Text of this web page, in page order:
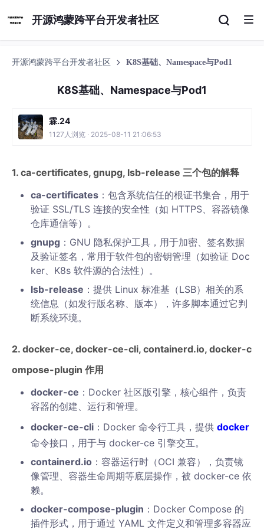
开源鸿蒙跨平台开发者社区
开源鸿蒙跨平台开发者社区 K8S基础、Namespace与Pod1
K8S基础、Namespace与Pod1
霖.24
1127人浏览 · 2025-08-11 21:06:53
1. ca-certificates, gnupg, lsb-release 三个包的解释
ca-certificates ：包含系统信任的根证书集合，用于
验证 SSL/TLS 连接的安全性（如 HTTPS、容器镜像
仓库通信等）。
gnupg ：GNU 隐私保护工具，用于加密、签名数据
及验证签名，常用于软件包的密钥管理（如验证 Doc
ker、K8s 软件源的合法性）。
lsb-release ：提供 Linux 标准基（LSB）相关的系
统信息（如发行版名称、版本），许多脚本通过它判
断系统环境。
2. docker-ce, docker-ce-cli, containerd.io, docker-c
ompose-plugin 作用
docker-ce ：Docker 社区版引擎，核心组件，负责
容器的创建、运行和管理。
docker-ce-cli ：Docker 命令行工具，提供 docker
命令接口，用于与 docker-ce 引擎交互。
containerd.io ：容器运行时（OCI 兼容），负责镜
像管理、容器生命周期等底层操作，被 docker-ce 依
赖。
docker-compose-plugin ：Docker Compose 的
插件形式，用于通过 YAML 文件定义和管理多容器应